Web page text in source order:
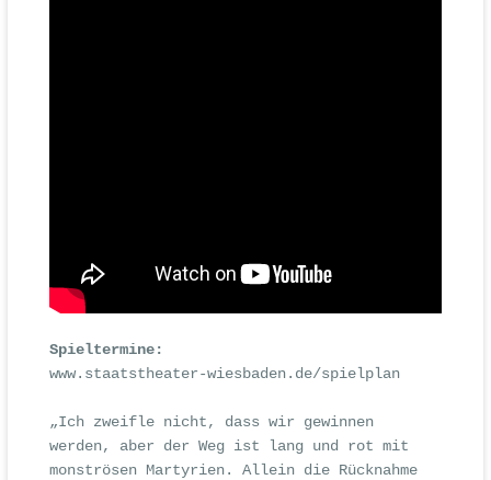
Spieltermine:
www.staatstheater-wiesbaden.de/spielplan
„Ich zweifle nicht, dass wir gewinnen
werden, aber der Weg ist lang und rot mit
monströsen Martyrien. Allein die Rücknahme